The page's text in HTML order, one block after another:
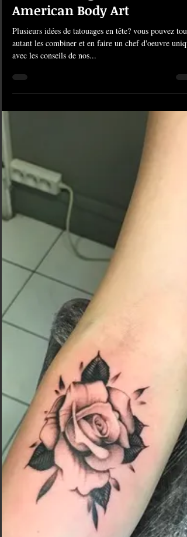
30 août 2019 1 min de lecture
#897 Tatouage Skull roses -
American Body Art
Plusieurs idées de tatouages en tête? vous pouvez tout
avec les conseils de nos...